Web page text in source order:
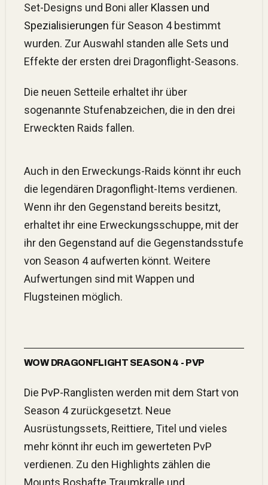
Set-Designs und Boni aller Klassen und
Spezialisierungen für Season 4 bestimmt
wurden. Zur Auswahl standen alle Sets und
Effekte der ersten drei Dragonflight-Seasons.
Die neuen Setteile erhaltet ihr über
sogenannte Stufenabzeichen, die in den drei
Erweckten Raids fallen.
Auch in den Erweckungs-Raids könnt ihr euch
die legendären Dragonflight-Items verdienen.
Wenn ihr den Gegenstand bereits besitzt,
erhaltet ihr eine Erweckungsschuppe, mit der
ihr den Gegenstand auf die Gegenstandsstufe
von Season 4 aufwerten könnt. Weitere
Aufwertungen sind mit Wappen und
Flugsteinen möglich.
WOW DRAGONFLIGHT SEASON 4 - PVP
Die PvP-Ranglisten werden mit dem Start von
Season 4 zurückgesetzt. Neue
Ausrüstungssets, Reittiere, Titel und vieles
mehr könnt ihr euch im gewerteten PvP
verdienen. Zu den Highlights zählen die